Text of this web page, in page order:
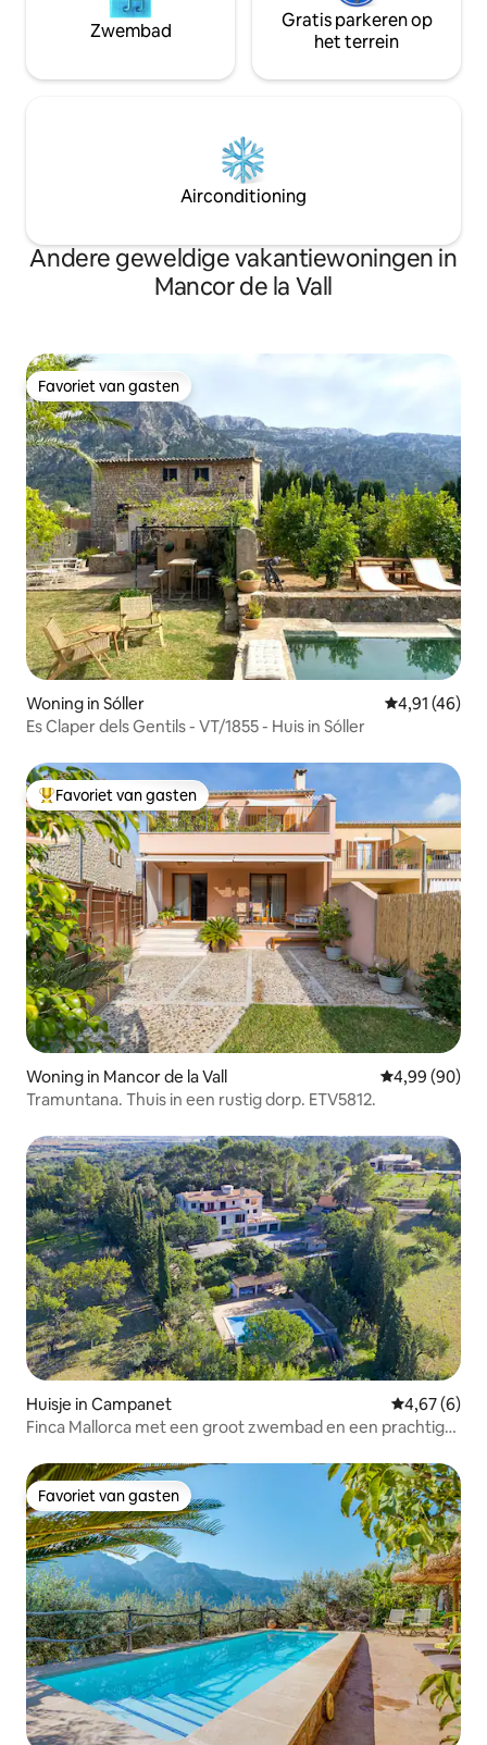
través de Airbnb en todo momento.
Este alojamiento es solo para adultos. No
interior del apartamento ni en las zonas
durante la estancia es responsabilidad
Zwembad
Gratis parkeren op
het terrein
Airconditioning
Andere geweldige vakantiewoningen in
Mancor de la Vall
Favoriet van gasten
Favoriet van gasten
Woning in Sóller Gemiddelde
4,91 (46)
Es Claper dels Gentils - VT/1855 - Huis in Sóller
Topfavoriet van gasten
Favoriet van gasten
Woning in Mancor de la Vall Gemiddelde
4,99 (90)
Tramuntana. Thuis in een rustig dorp. ETV5812.
Huisje in Campanet Gemiddelde
4,67 (6)
Finca Mallorca met een groot zwembad en een prachtig
Favoriet van gasten
Favoriet van gasten